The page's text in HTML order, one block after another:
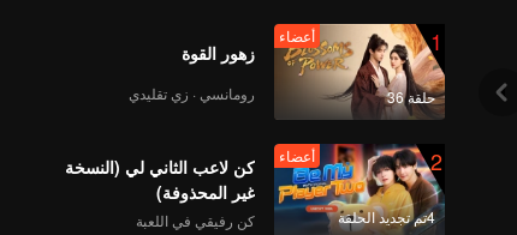
26
27 1
حلقة 36
أعضاء
زهور القوة
رومانسي · زي تقليدي
2
4تم تجديد الحلقة
أعضاء
كن لاعب الثاني لي (النسخة
غير المحذوفة)
كن رفيقي في اللعبة